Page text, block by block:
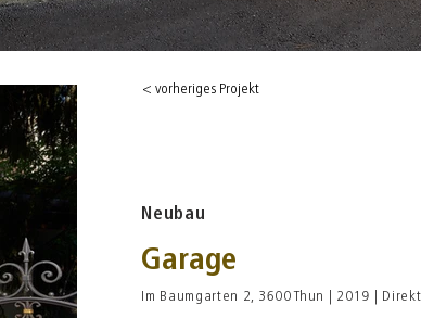
< vorheriges Projekt
Neubau
Garage
Im Baumgarten 2, 3600 Thun | 2019 |